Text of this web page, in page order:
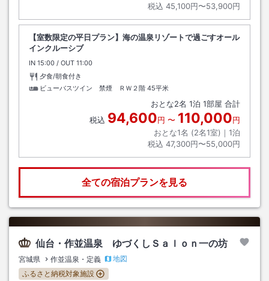
税込 45,100円〜53,900円
【室数限定の平日プラン】海の温泉リゾートで過ごすオール
インクルーシブ
IN チェックイン
15:00 / OUT チェックアウト
11:00
夕食/朝食付き
ビューバスツイン 禁煙 ＲＷ２階 45平米
おとな2名 1泊 1部屋 合計
税込 94,600円 〜 110,000円
おとな1名 (2名1室)｜ 1泊
税込 47,300円〜55,000円
全ての宿泊プランを見る
仙台・作並温泉 ゆづくしＳａｌｏｎ一の坊
宮城県 作並温泉・定義
地図
ふるさと納税対象施設